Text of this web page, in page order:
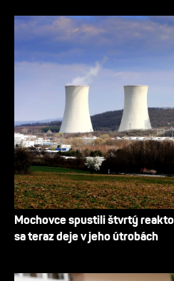
Mochovce spustili štvrtý
sa teraz deje v jeho útrobách